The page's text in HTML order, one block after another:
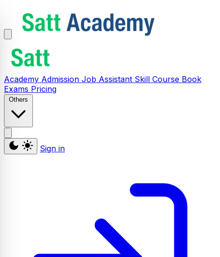
Academy Admission Job Assistant Skill Course Book
Exams Pricing
Others
Sign in